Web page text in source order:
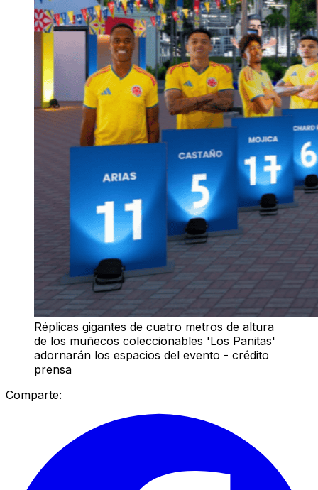
Réplicas gigantes de cuatro metros de altura
de los muñecos coleccionables 'Los Panitas'
adornarán los espacios del evento - crédito
prensa
Comparte: